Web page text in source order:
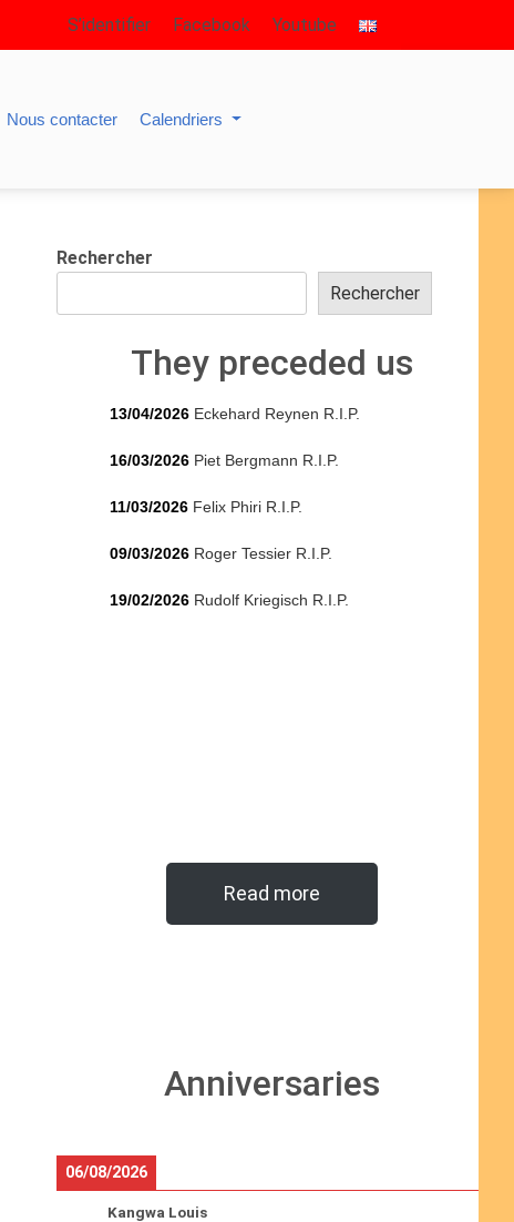
S’identifier Facebook Youtube
Nous contacter Calendriers
Rechercher
Rechercher
They preceded us
13/04/2026 Eckehard Reynen R.I.P.
16/03/2026 Piet Bergmann R.I.P.
11/03/2026 Felix Phiri R.I.P.
09/03/2026 Roger Tessier R.I.P.
19/02/2026 Rudolf Kriegisch R.I.P.
Read more
Anniversaries
06/08/2026
Kangwa Louis